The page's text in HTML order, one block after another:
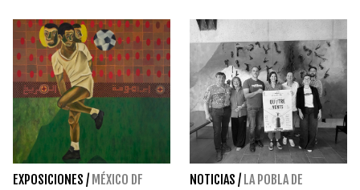
EXPOSICIONES / MÉXICO DF NOTICIAS / LA POBLA DE